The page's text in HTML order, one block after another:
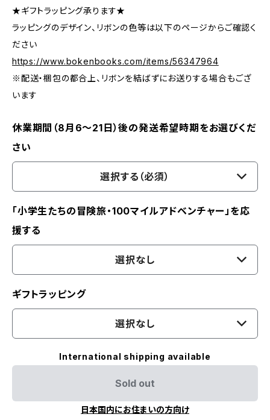
★ギフトラッピング承ります★
ラッピングのデザイン、リボンの色等は以下のページからご確認く
ださい
https://www.bokenbooks.com/items/56347964
※配送・梱包の都合上、リボンを結ばずにお送りする場合もござ
います
休業期間（8月6〜21日）後の発送希望時期をお選びくだ
さい
選択する（必須）
「小学生たちの冒険旅・100マイルアドベンチャー」を応
援する
選択なし
ギフトラッピング
選択なし
International shipping available
Sold out
日本国内にお住まいの方向け